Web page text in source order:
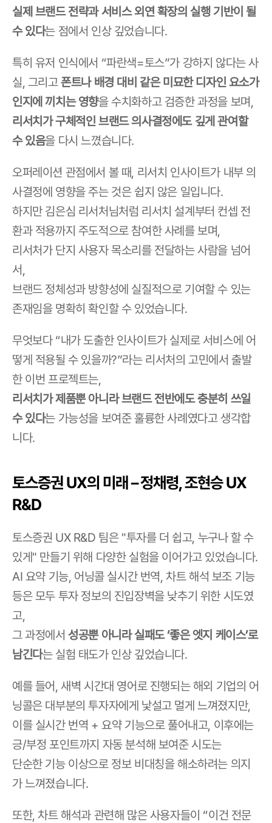
실제 브랜드 전략과 서비스 외연 확장의 실행 기반이 될
수 있다는 점에서 인상 깊었습니다.
특히 유저 인식에서 “파란색=토스”가 강하지 않다는 사
실, 그리고 폰트나 배경 대비 같은 미묘한 디자인 요소가
인지에 끼치는 영향
리서치가 구체적인 브랜드 의사결정에도 깊게 관여할
수 있음을 다시 느꼈습니다.
오퍼레이션 관점에서 볼 때, 리서치 인사이트가 내부 의
사결정에 영향을 주는 것은 쉽지 않은 일입니다.
하지만 김은심 리서처님처럼 리서치 설계부터 컨셉 전
환과 적용까지 주도적으로 참여한 사례를 보며,
리서처가 단지 사용자 목소리를 전달하는 사람을 넘어
서,
브랜드 정체성과 방향성에 실질적으로 기여할 수 있는
존재임을 명확히 확인할 수 있었습니다.
무엇보다 “내가 도출한 인사이트가 실제로 서비스에 어
떻게 적용될 수 있을까?”라는 리서처의 고민에서 출발
한 이번 프로젝트는,
리서치가 제품뿐 아니라 브랜드 전반에도 충분히 쓰일
수 있다는 가능성을 보여준 훌륭한 사례였다고 생각합
니다.
토스증권 UX의 미래 – 정채령, 조현승 UX
R&D
토스증권 UX R&D 팀은 "투자를 더 쉽고, 누구나 할 수
있게" 만들기 위해 다양한 실험을 이어가고 있었습니다.
AI 요약 기능, 어닝콜 실시간 번역, 차트 해석 보조 기능
등은 모두 투자 정보의 진입장벽을 낮추기 위한 시도였
고,
그 과정에서 성공뿐 아니라 실패도 ‘좋은 엣지 케이스’로
남긴다는 실험 태도가 인상 깊었습니다.
예를 들어, 새벽 시간대 영어로 진행되는 해외 기업의 어
닝콜은 대부분의 투자자에게 낯설고 멀게 느껴졌지만,
이를 실시간 번역 + 요약 기능으로 풀어내고, 이후에는
긍/부정 포인트까지 자동 분석해 보여준 시도는
단순한 기능 이상으로 정보 비대칭을 해소하려는 의지
가 느껴졌습니다.
또한, 차트 해석과 관련해 많은 사용자들이 “이건 전문